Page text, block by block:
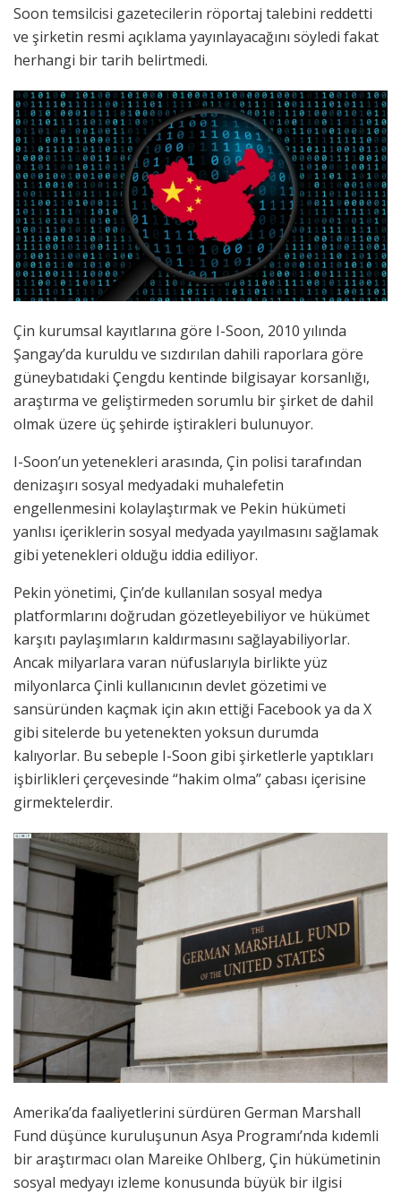
Soon temsilcisi gazetecilerin röportaj talebini reddetti
ve şirketin resmi açıklama yayınlayacağını söyledi fakat
herhangi bir tarih belirtmedi.
Çin kurumsal kayıtlarına göre I-Soon, 2010 yılında
Şangay’da kuruldu ve sızdırılan dahili raporlara göre
güneybatıdaki Çengdu kentinde bilgisayar korsanlığı,
araştırma ve geliştirmeden sorumlu bir şirket de dahil
olmak üzere üç şehirde iştirakleri bulunuyor.
I-Soon’un yetenekleri arasında, Çin polisi tarafından
denizaşırı sosyal medyadaki muhalefetin
engellenmesini kolaylaştırmak ve Pekin hükümeti
yanlısı içeriklerin sosyal medyada yayılmasını sağlamak
gibi yetenekleri olduğu iddia ediliyor.
Pekin yönetimi, Çin’de kullanılan sosyal medya
platformlarını doğrudan gözetleyebiliyor ve hükümet
karşıtı paylaşımların kaldırmasını sağlayabiliyorlar.
Ancak milyarlara varan nüfuslarıyla birlikte yüz
milyonlarca Çinli kullanıcının devlet gözetimi ve
sansüründen kaçmak için akın ettiği Facebook ya da X
gibi sitelerde bu yetenekten yoksun durumda
kalıyorlar. Bu sebeple I-Soon gibi şirketlerle yaptıkları
işbirlikleri çerçevesinde “hakim olma” çabası içerisine
girmektelerdir.
Amerika’da faaliyetlerini sürdüren German Marshall
Fund düşünce kuruluşunun Asya Programı’nda kıdemli
bir araştırmacı olan Mareike Ohlberg, Çin hükümetinin
sosyal medyayı izleme konusunda büyük bir ilgisi